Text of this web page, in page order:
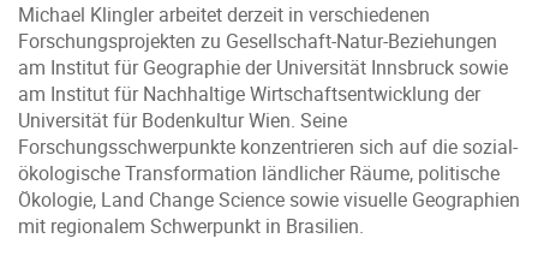
Michael Klingler arbeitet derzeit in verschiedenen
Forschungsprojekten zu Gesellschaft-Natur-Beziehungen
am Institut für Geographie der Universität Innsbruck sowie
am Institut für Nachhaltige Wirtschaftsentwicklung der
Universität für Bodenkultur Wien. Seine
Forschungsschwerpunkte konzentrieren sich auf die sozial-
ökologische Transformation ländlicher Räume, politische
Ökologie, Land Change Science sowie visuelle Geographien
mit regionalem Schwerpunkt in Brasilien.